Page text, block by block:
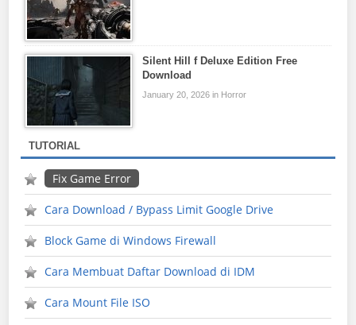
Silent Hill f Deluxe Edition Free
Download
January 20, 2026 in Horror
TUTORIAL
Fix Game Error
Cara Download / Bypass Limit Google Drive
Block Game di Windows Firewall
Cara Membuat Daftar Download di IDM
Cara Mount File ISO